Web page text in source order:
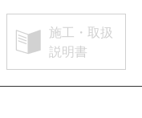
施工・取扱
説明書